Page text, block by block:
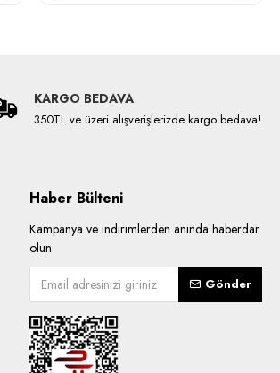
KARGO BEDAVA
350TL ve üzeri alışverişlerizde kargo bedava!
Haber Bülteni
Kampanya ve indirimlerden anında haberdar
olun
Gönder